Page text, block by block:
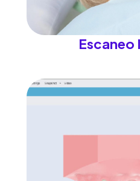
Escaneo